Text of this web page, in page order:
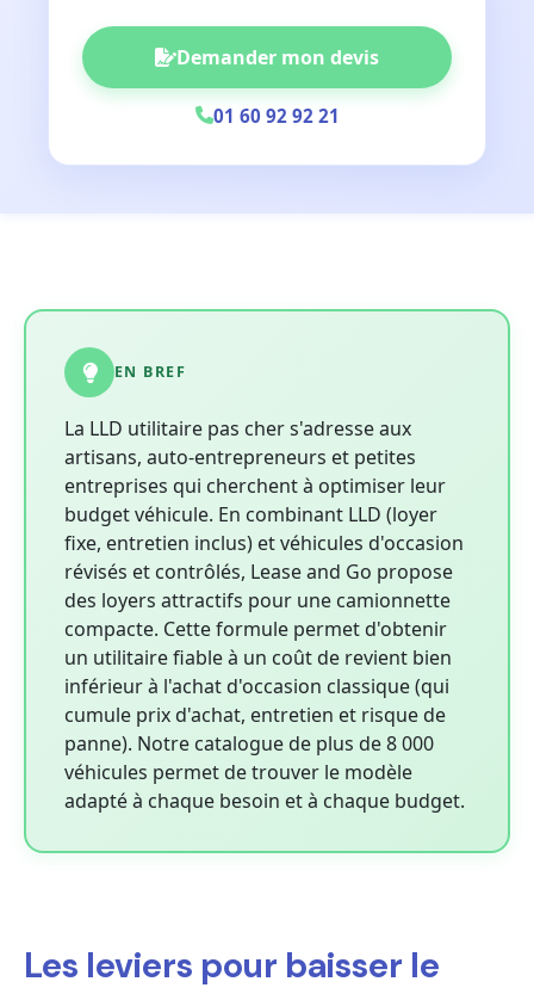
Demander mon devis
01 60 92 92 21
EN BREF
La LLD utilitaire pas cher s'adresse aux
artisans, auto-entrepreneurs et petites
entreprises qui cherchent à optimiser leur
budget véhicule. En combinant LLD (loyer
fixe, entretien inclus) et véhicules d'occasion
révisés et contrôlés, Lease and Go propose
des loyers attractifs pour une camionnette
compacte. Cette formule permet d'obtenir
un utilitaire fiable à un coût de revient bien
inférieur à l'achat d'occasion classique (qui
cumule prix d'achat, entretien et risque de
panne). Notre catalogue de plus de 8 000
véhicules permet de trouver le modèle
adapté à chaque besoin et à chaque budget.
Les leviers pour baisser le